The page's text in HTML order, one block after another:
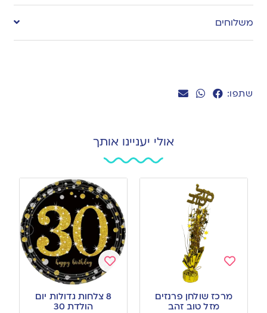
שתפו:
to
wishlist
משלוחים
אולי יעניינו אותך
to
wishlist
מרכז שולחן פרנזים
מזל טוב זהב
Add
to
wishlist
8 צלחות גדולות יום
הולדת 30